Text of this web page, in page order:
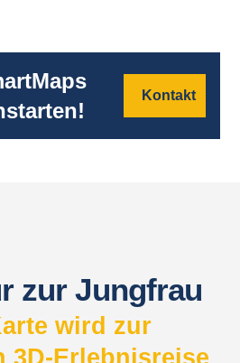
Kontakt
zur Jungfrau
wird zur
3D-Erlebnisreise